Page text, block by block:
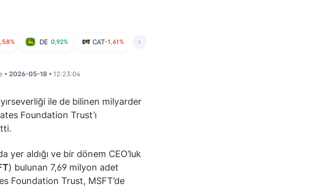
DE 0,92% CAT-1,61%
• 2026-05-18 • 12:23:04
ile de bilinen milyarder
Foundation Trust’ı
yer aldığı ve bir dönem CEO’luk
) bulunan 7,69 milyon adet
Foundation Trust, MSFT’de